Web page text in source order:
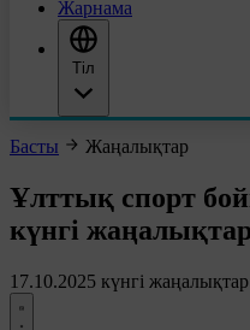
Жарнама
Тіл
Басты Жаңалықтар
Ұлттық спорт
күнгі
17.10.2025 күнгі жаңалықтар